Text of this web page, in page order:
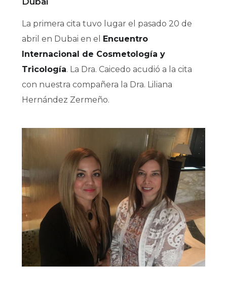
La primera cita tuvo lugar el pasado 20 de
abril en Dubai en el
Encuentro
Internacional de Cosmetología y
Tricología. La Dra. Caicedo acudió a la cita
con nuestra compañera la Dra. Liliana
Hernández Zermeño.